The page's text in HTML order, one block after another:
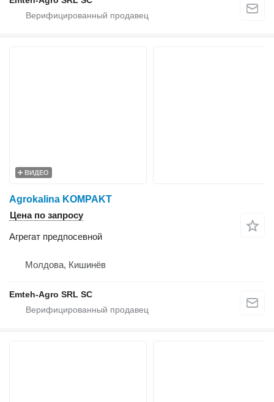
ВИДЕО
Agrokalina KOMPAKT
Цена по запросу
Агрегат предпосевной
Молдова, Кишинёв
Emteh-Agro SRL SC